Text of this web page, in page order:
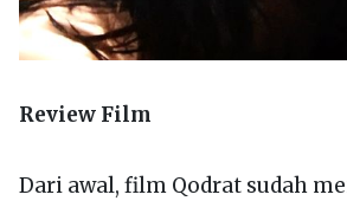
Review Film
Dari awal, film Qodrat sudah